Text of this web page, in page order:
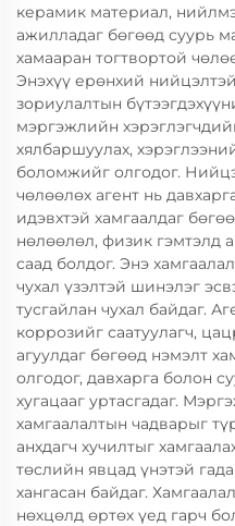
керамик материал,
ажилладаг бөгөөд суурь
хамааран тогтвортой
Энэхүү ерөнхий
зориулалтын
мэргэжлийн
хялбаршуулах,
боломжийг олгодог.
чөлөөлөх агент нь
идэвхтэй хамгаалдаг
нөлөөлөл, физик гэмтэлд
саад болдог. Энэ
чухал үзэлтэй шинэлэг
тусгайлан чухал байдаг.
коррозийг саатуулагч,
агуулдаг бөгөөд нэмэлт
олгодог, давхарга болон
хугацааг уртасгадаг.
хамгаалалтын чадварыг
анхдагч хучилтыг
төслийн явцад үнэтэй
хангасан байдаг.
нөхцөлд өртөх үед гарч